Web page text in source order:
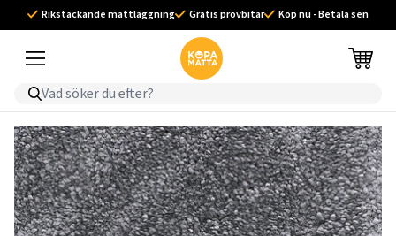
Rikstäckande mattläggning Gratis provbitar Köp nu - Betala sen